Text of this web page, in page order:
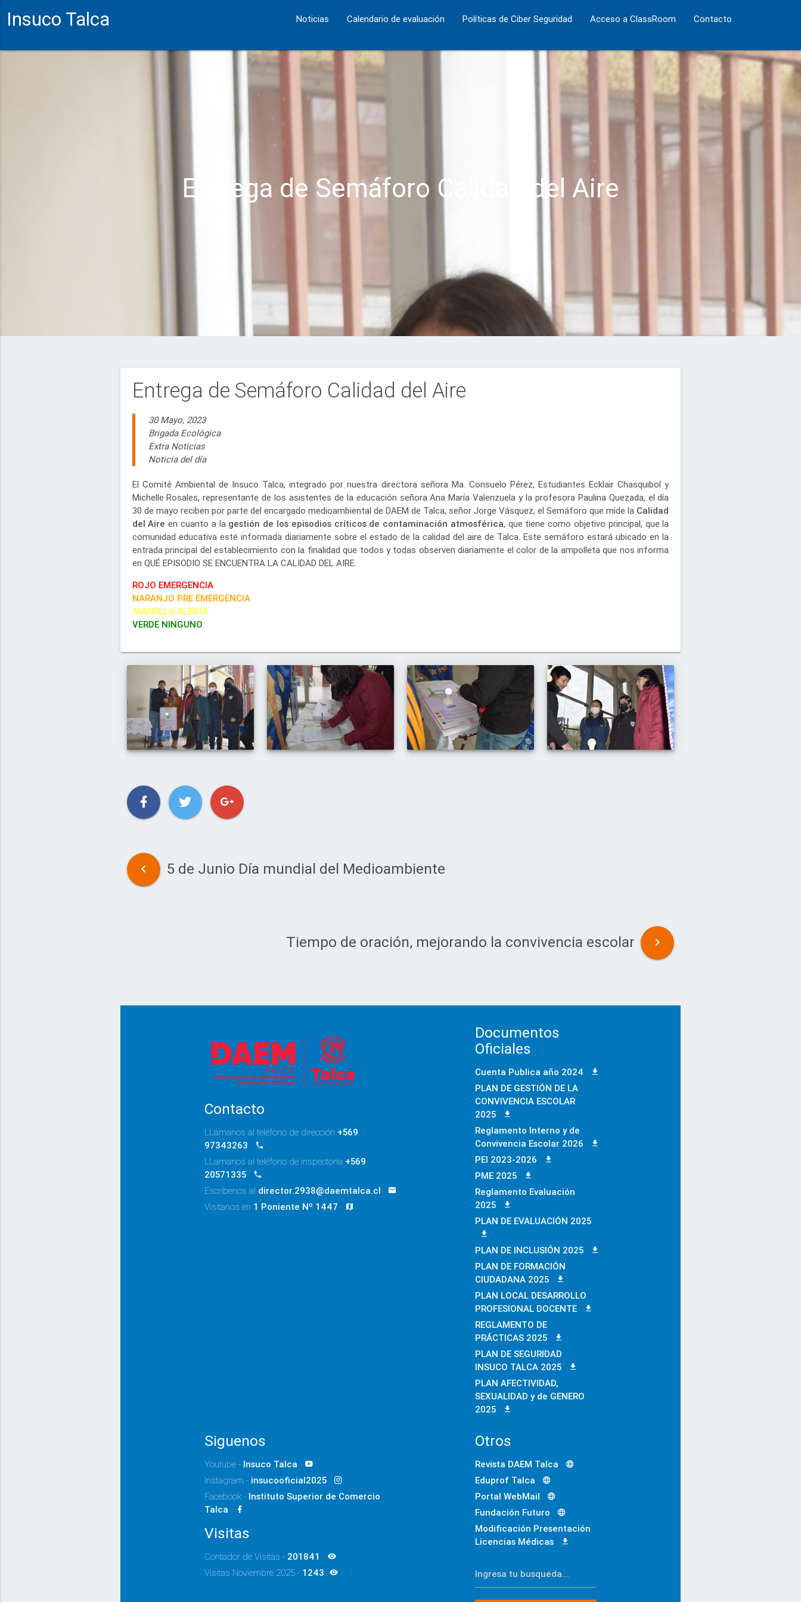
Insuco Talca Noticias Calendario de evaluación Políticas de Ciber Seguridad Acceso a ClassRoom Contacto
Entrega de Semáforo Calidad del Aire
Entrega de Semáforo Calidad del Aire
30 Mayo, 2023
Brigada Ecológica
Extra Noticias
Noticia del día
El Comité Ambiental de Insuco Talca, integrado por nuestra directora señora Ma. Consuelo Pérez, Estudiantes Ecklair Chasquibol y
Michelle Rosales, representante de los asistentes de la educación señora Ana María Valenzuela y la profesora Paulina Quezada, el día
30 de mayo reciben por parte del encargado medioambiental de DAEM de Talca, señor Jorge Vásquez, el Semáforo que mide la Calidad
del Aire en cuanto a la gestión de los episodios críticos de contaminación atmosférica, que tiene como objetivo principal, que la
comunidad educativa esté informada diariamente sobre el estado de la calidad del aire de Talca. Este semáforo estará ubicado en la
entrada principal del establecimiento con la finalidad que todos y todas observen diariamente el color de la ampolleta que nos informa
en QUÉ EPISODIO SE ENCUENTRA LA CALIDAD DEL AIRE.
ROJO EMERGENCIA
NARANJO PRE EMERGENCIA
AMARILLO ALERTA
VERDE NINGUNO
5 de Junio Día mundial del Medioambiente
Tiempo de oración, mejorando la convivencia escolar
Contacto
LLamanos al teléfono de dirección +569
97343263
LLamanos al teléfono de inspectoría +569
20571335
Escribenos al director.2938@daemtalca.cl
Visitanos en 1 Poniente Nº 1447
Documentos
Oficiales
Cuenta Publica año 2024
PLAN DE GESTIÓN DE LA
CONVIVENCIA ESCOLAR
2025
Reglamento Interno y de
Convivencia Escolar 2026
PEI 2023-2026
PME 2025
Reglamento Evaluación
2025
PLAN DE EVALUACIÓN 2025
PLAN DE INCLUSIÓN 2025
PLAN DE FORMACIÓN
CIUDADANA 2025
PLAN LOCAL DESARROLLO
PROFESIONAL DOCENTE
REGLAMENTO DE
PRÁCTICAS 2025
PLAN DE SEGURIDAD
INSUCO TALCA 2025
PLAN AFECTIVIDAD,
SEXUALIDAD y de GENERO
2025
Siguenos
Youtube - Insuco Talca
Instagram - insucooficial2025
Facebook - Instituto Superior de Comercio
Talca
Visitas
Contador de Visitas - 201841
Visitas Noviembre 2025 - 1243
Otros
Revista DAEM Talca
Eduprof Talca
Portal WebMail
Fundación Futuro
Modificación Presentación
Licencias Médicas